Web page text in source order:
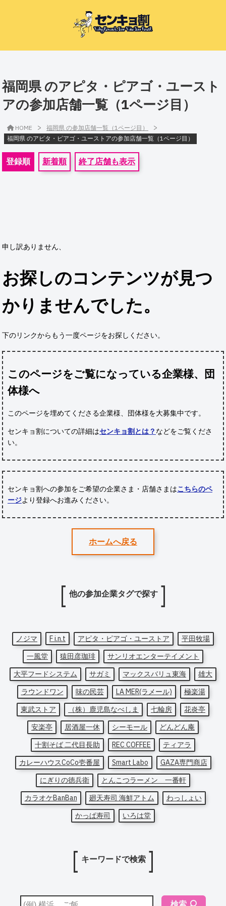
福岡県 のアピタ・ピアゴ・ユースト
アの参加店舗一覧（1ページ目）
HOME > 福岡県 の参加店舗一覧（1ページ目） >
福岡県 のアピタ・ピアゴ・ユーストアの参加店舗一覧（1ページ目）
登録順 新着順 終了店舗も表示
申し訳ありません、
お探しのコンテンツが見つ
かりませんでした。
下のリンクからもう一度ページをお探しください。
このページをご覧になっている企業様、団
体様へ
このページを埋めてくださる企業様、団体様を大募集中です。
センキョ割についての詳細はセンキョ割とは？ などをご覧くださ
い。
センキョ割への参加をご希望の企業さま・店舗さまはこちらのペ
ージより登録へお進みください。
ホームへ戻る
他の参加企業タグで探す
ノジマ F i.n.t アピタ・ピアゴ・ユーストア
平田牧場
一風堂
猿田彦珈琲
サンリオエンターテイメント
大平フードシステム
サガミ マックスバリュ東海
雄大
ラウンドワン
味の民芸 LA MER(ラメール)
極楽湯
東武ストア
（株）鹿児島なべしま 七輪房
花炎亭
安楽亭
居酒屋一休 シーモール
どんどん庵
十割そば 二代目長助
REC COFFEE
ティアラ
カレーハウスCoCo壱番屋
Smart Labo
GAZA専門商店
にぎりの徳兵衛
とんこつラーメン 一番軒
カラオケBanBan
廻天寿司 海鮮アトム
わっしょい
かっぱ寿司
いろは堂
キーワードで検索